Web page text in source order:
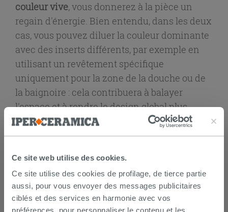
Ce site web utilise des cookies.
Ce site utilise des cookies de profilage, de tierce partie
aussi, pour vous envoyer des messages publicitaires
ciblés et des services en harmonie avec vos
préférences, pour personnaliser le contenu et les
couleur vive, vous donnerez à la pièce un
regain d'énergie. Bien entendu, dans les deux
cas, vous pouvez diluer la couleur dominante
avec des inserts différents, par exemple en
utilisant un revêtement spécifique
uniquement pour la zone de la douche ou de
la baignoire : cela contribuera à balayer
l'espace et à rendre le design global plus
dynamique.